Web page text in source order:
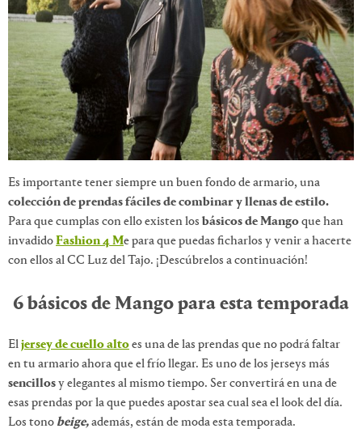
Es importante tener siempre un buen fondo de armario, una
colección de prendas fáciles de combinar y llenas de estilo.
Para que cumplas con ello existen los básicos de Mangoque han
invadidoFashion 4 Me para que puedas ficharlos y venir a hacerte
con ellos al CC Luz del Tajo. ¡Descúbrelos a continuación!
6 básicos de Mango para esta temporada
Eljersey de cuello altoes una de las prendas que no podrá faltar
en tu armario ahora que el frío llegar. Es uno de los jerseys más
sencillosy elegantes al mismo tiempo. Ser convertirá en una de
esas prendas por la que puedes apostar sea cual sea el look del día.
Los tono beige,además, están de moda esta temporada.